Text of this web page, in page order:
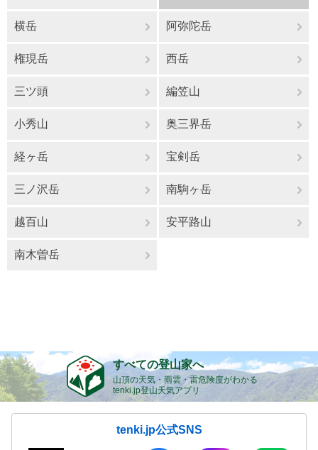
横岳 阿弥陀岳
権現岳 西岳
三ツ頭 編笠山
小秀山 奥三界岳
経ヶ岳 宝剣岳
三ノ沢岳 南駒ヶ岳
越百山 安平路山
南木曽岳
すべての登山家へ
山頂の天気・雨雲・雷危険度がわかる
tenki.jp登山天気アプリ
tenki.jp公式SNS